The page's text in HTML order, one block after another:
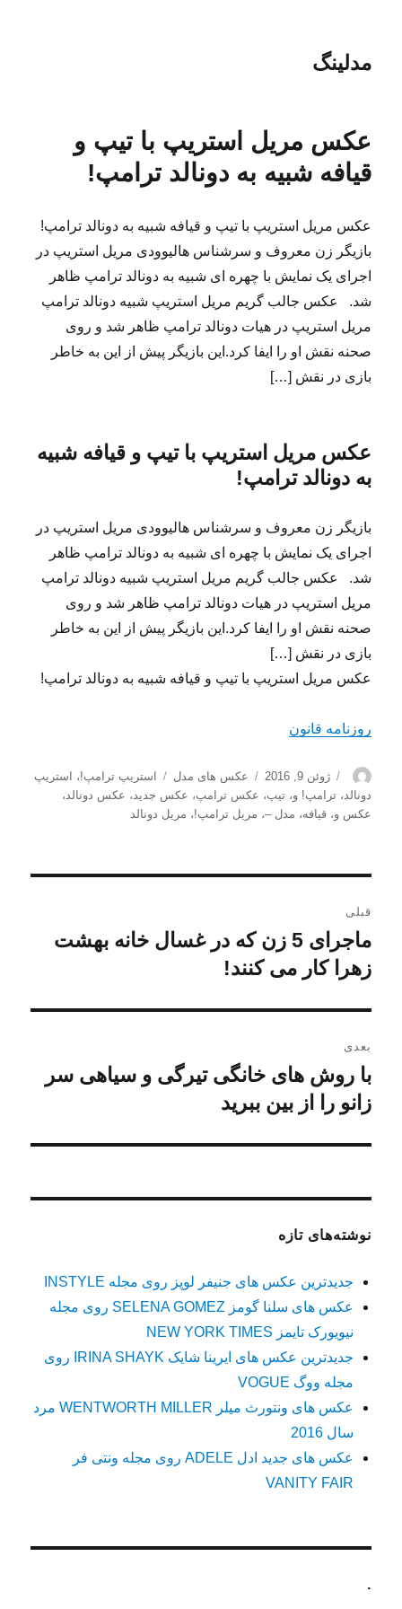
مدلینگ
عکس مریل استریپ با تیپ و
قیافه شبیه به دونالد ترامپ!
عکس مریل استریپ با تیپ و قیافه شبیه به دونالد ترامپ!
بازیگر زن معروف و سرشناس هالیوودی مریل استریپ در
اجرای یک نمایش با چهره ای شبیه به دونالد ترامپ ظاهر
شد. عکس جالب گریم مریل استریپ شبیه دونالد ترامپ
مریل استریپ در هیات دونالد ترامپ ظاهر شد و روی
صحنه نقش او را ایفا کرد.این بازیگر پیش از این به خاطر
بازی در نقش […]
عکس مریل استریپ با تیپ و قیافه شبیه
به دونالد ترامپ!
بازیگر زن معروف و سرشناس هالیوودی مریل استریپ در
اجرای یک نمایش با چهره ای شبیه به دونالد ترامپ ظاهر
شد. عکس جالب گریم مریل استریپ شبیه دونالد ترامپ
مریل استریپ در هیات دونالد ترامپ ظاهر شد و روی
صحنه نقش او را ایفا کرد.این بازیگر پیش از این به خاطر
بازی در نقش […]
عکس مریل استریپ با تیپ و قیافه شبیه به دونالد ترامپ!
روزنامه قانون
نویسنده
ارسال
شده
در
ژوئن 9, 2016 دسته‌ها
عکس های مدل برچسب‌ها
استریپ ترامپ!،
استریپ
دونالد،ترامپ! و،تیپ، عکس ترامپ، عکس جدید، عکس دونالد،
عکس و،قیافه، مدل –، مریل ترامپ!، مریل دونالد
نوشته
قبلی
نوشته
قبلی:
ماجرای 5 زن که در غسال خانه بهشت
زهرا کار می کنند!
بعدی
نوشته
بعدی:
با روش های خانگی تیرگی و سیاهی سر
زانو را از بین ببرید
نوشته‌های تازه
جدیدترین عکس های جنیفر لوپز روی مجله INSTYLE
عکس های سلنا گومز SELENA GOMEZ روی مجله
نیویورک تایمز NEW YORK TIMES
جدیدترین عکس های ایرینا شایک IRINA SHAYK روی
مجله ووگ VOGUE
عکس های ونتورث میلر WENTWORTH MILLER مرد
سال 2016
عکس های جدید ادل ADELE روی مجله ونتی فر
VANITY FAIR
.